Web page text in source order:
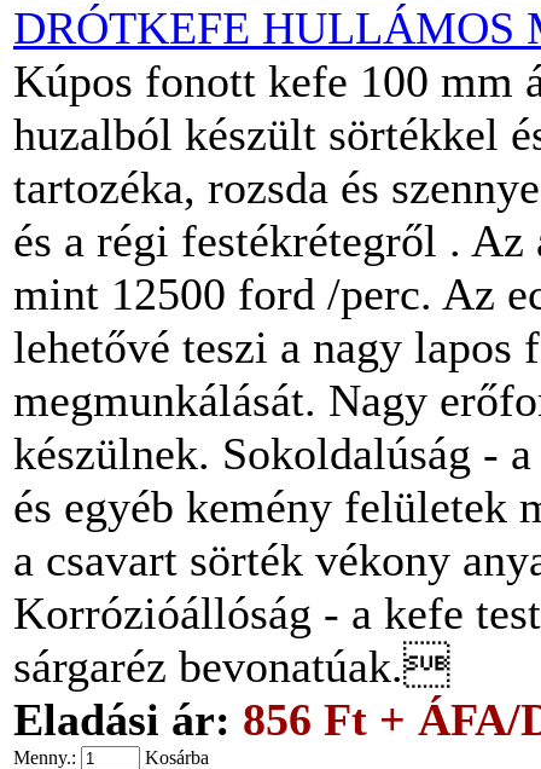
DRÓTKEFE HULLÁMOS
Kúpos fonott kefe 100 mm
huzalból készült sörtékkel
tartozéka, rozsda és
és a régi festékrétegről .
mint 12500 ford /perc. Az
lehetővé teszi a nagy lapos
megmunkálását. Nagy
készülnek. Sokoldalúság -
és egyéb kemény felületek
a csavart sörték vékony
Korrózióállóság - a kefe
sárgaréz bevonatúak.
Eladási ár: 856 Ft + ÁFA/
Menny.: Kosárba